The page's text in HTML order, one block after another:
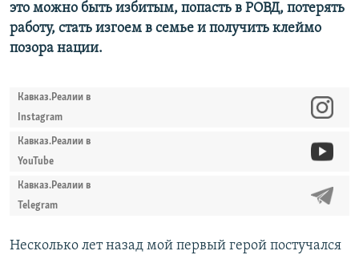
это можно быть избитым, попасть в РОВД, потерять
работу, стать изгоем в семье и получить клеймо
позора нации.
Кавказ.Реалии в
Instagram
Кавказ.Реалии в
YouTube
Кавказ.Реалии в
Telegram
Несколько лет назад мой первый герой постучался